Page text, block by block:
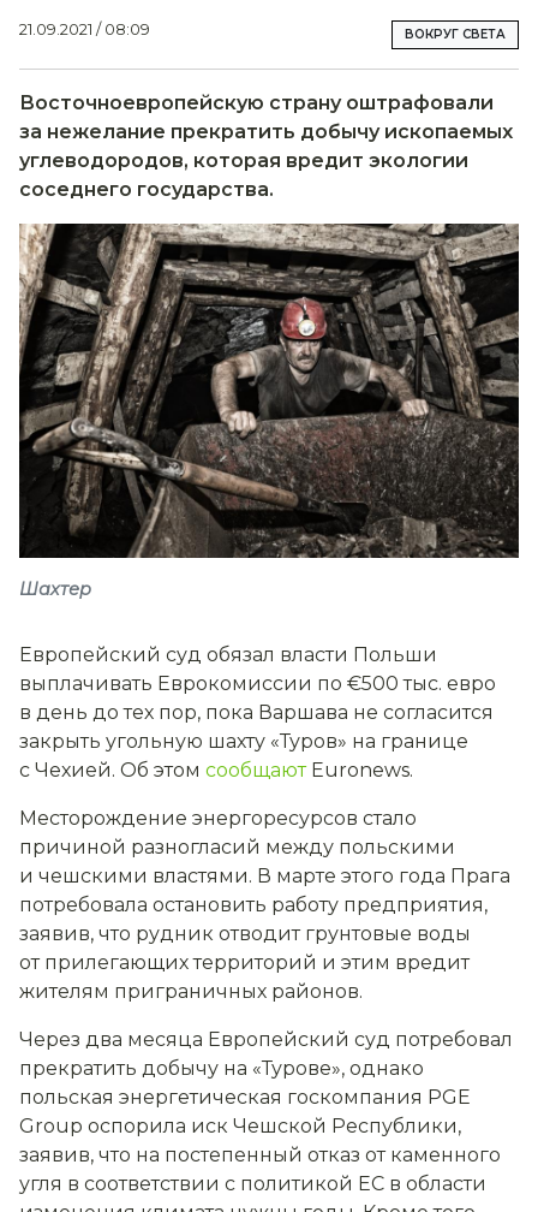
21.09.2021 / 08:09 ВОКРУГ СВЕТА
Восточноевропейскую страну оштрафовали
за нежелание прекратить добычу ископаемых
углеводородов, которая вредит экологии
соседнего государства.
Шахтер
Европейский суд обязал власти Польши
выплачивать Еврокомиссии по €500 тыс. евро
в день до тех пор, пока Варшава не согласится
закрыть угольную шахту «Туров» на границе
с Чехией. Об этом сообщаютEuronews.
Месторождение энергоресурсов стало
причиной разногласий между польскими
и чешскими властями. В марте этого года Прага
потребовала остановить работу предприятия,
заявив, что рудник отводит грунтовые воды
от прилегающих территорий и этим вредит
жителям приграничных районов.
Через два месяца Европейский суд потребовал
прекратить добычу на «Турове», однако
польская энергетическая госкомпания PGE
Group оспорила иск Чешской Республики,
заявив, что на постепенный отказ от каменного
угля в соответствии с политикой ЕС в области